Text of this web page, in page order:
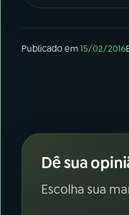
Publicado em15/02/2016
Dê sua
Escolha sua